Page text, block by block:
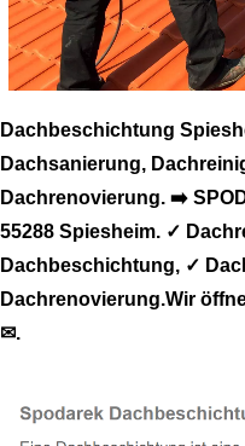
Dachbeschichtung
Dachsanierung,
Dachrenovierung. ➡️
55288 Spiesheim. ✓
Dachbeschichtung, ✓
Dachrenovierung.Wir
✉.